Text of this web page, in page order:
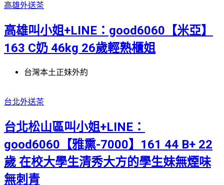
高雄外送茶
高雄叫小姐+LINE：good6060【米亞】
163 C奶 46kg 26歲輕熟櫃姐
台灣本土正妹外約
台北外送茶
台北松山區叫小姐+LINE：
good6060【雅熏-7000】161 44 B+ 22
歲 在校大學生清秀大方的學生妹無煙味
無刺青